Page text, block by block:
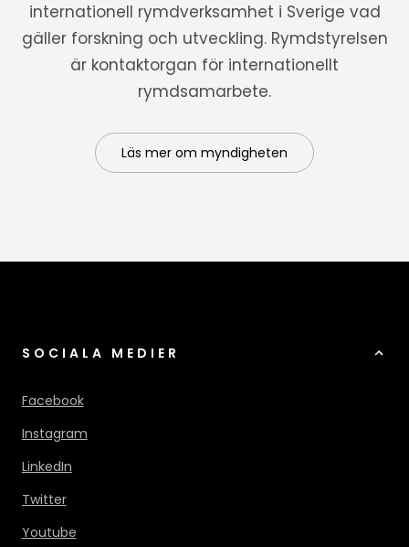
internationell rymdverksamhet i Sverige vad
gäller forskning och utveckling. Rymdstyrelsen
är kontaktorgan för internationellt
rymdsamarbete.
Läs mer om myndigheten
SOCIALA MEDIER
Facebook
Instagram
LinkedIn
Twitter
Youtube